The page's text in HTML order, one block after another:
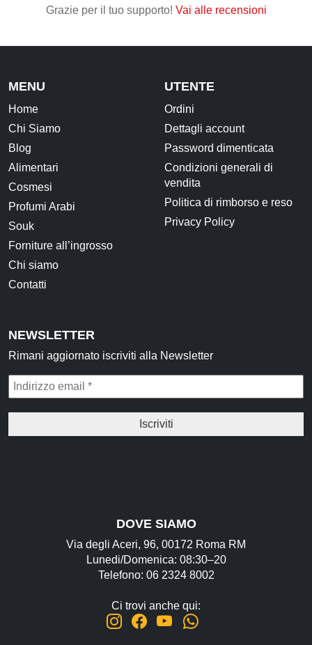
Grazie per il tuo supporto! Vai alle recensioni
MENU
Home
Chi Siamo
Blog
Alimentari
Cosmesi
Profumi Arabi
Souk
Forniture all’ingrosso
Chi siamo
Contatti
UTENTE
Ordini
Dettagli account
Password dimenticata
Condizioni generali di
vendita
Politica di rimborso e reso
Privacy Policy
NEWSLETTER
Rimani aggiornato iscriviti alla Newsletter
DOVE SIAMO
Via degli Aceri, 96, 00172 Roma RM
Lunedi/Domenica: 08:30–20
Telefono: 06 2324 8002
Ci trovi anche qui: